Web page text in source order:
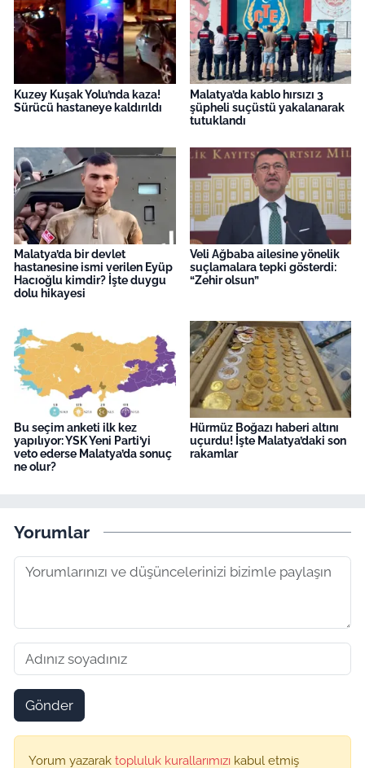
Kuzey Kuşak Yolu’nda kaza!
Sürücü hastaneye kaldırıldı
Malatya’da kablo hırsızı 3
şüpheli suçüstü yakalanarak
tutuklandı
Malatya’da bir devlet
hastanesine ismi verilen Eyüp
Hacıoğlu kimdir? İşte duygu
dolu hikayesi
Veli Ağbaba ailesine yönelik
suçlamalara tepki gösterdi:
“Zehir olsun”
Bu seçim anketi ilk kez
yapılıyor: YSK Yeni Parti’yi
veto ederse Malatya’da sonuç
ne olur?
Hürmüz Boğazı haberi altını
uçurdu! İşte Malatya’daki son
rakamlar
Yorumlar
Gönder
Yorum yazarak topluluk kurallarımızı kabul etmiş